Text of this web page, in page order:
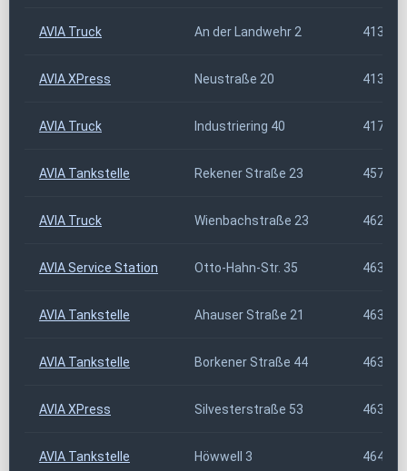
AVIA Truck An der Landwehr 2 41334
AVIA XPress Neustraße 20 41334
AVIA Truck Industriering 40 41751
AVIA Tankstelle Rekener Straße 23 45721
AVIA Truck Wienbachstraße 23 46286
AVIA Service Station Otto-Hahn-Str. 35 46325
AVIA Tankstelle Ahauser Straße 21 46325
AVIA Tankstelle Borkener Straße 44 46348
AVIA XPress Silvesterstraße 53 46348
AVIA Tankstelle Höwwell 3 46414